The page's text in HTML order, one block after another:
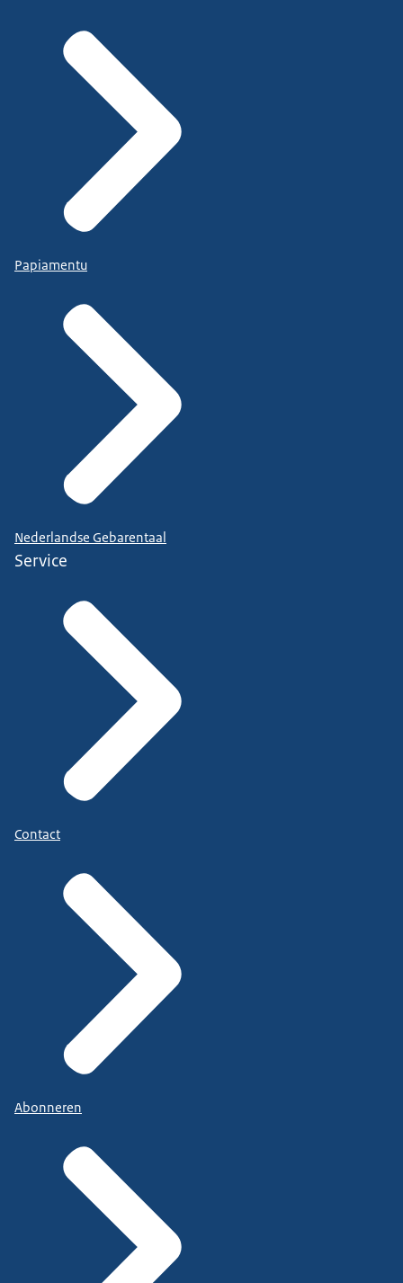
Papiamentu
Nederlandse Gebarentaal
Service
Contact
Abonneren